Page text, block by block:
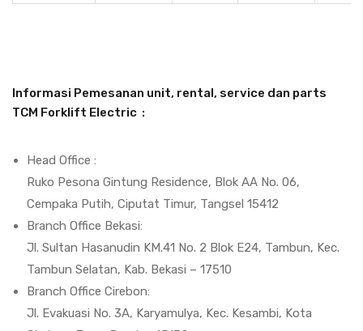
Informasi Pemesanan unit, rental, service dan parts
TCM Forklift Electric :
Head Office :
Ruko Pesona Gintung Residence, Blok AA No. 06,
Cempaka Putih, Ciputat Timur, Tangsel 15412
Branch Office Bekasi:
Jl. Sultan Hasanudin KM.41 No. 2 Blok E24, Tambun, Kec.
Tambun Selatan, Kab. Bekasi – 17510
Branch Office Cirebon:
Jl. Evakuasi No. 3A, Karyamulya, Kec. Kesambi, Kota